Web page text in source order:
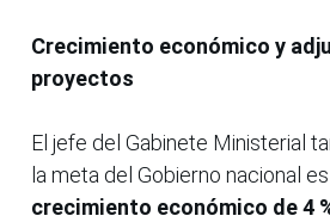
Crecimiento económico y
proyectos
El jefe del Gabinete Ministerial
la meta del Gobierno nacional es
crecimiento económico de 4